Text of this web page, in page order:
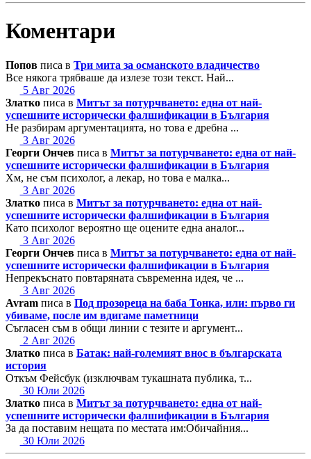
Коментари
Попов писа в Три мита за османското владичество
Все някога трябваше да излезе този текст. Най...
5 Авг 2026
Златко писа в Митът за потурчването: една от най-
успешните исторически фалшификации в България
Не разбирам аргументацията, но това е дребна ...
3 Авг 2026
Георги Ончев писа в Митът за потурчването: една от най-
успешните исторически фалшификации в България
Хм, не съм психолог, а лекар, но това е малка...
3 Авг 2026
Златко писа в Митът за потурчването: една от най-
успешните исторически фалшификации в България
Като психолог вероятно ще оцените една аналог...
3 Авг 2026
Георги Ончев писа в Митът за потурчването: една от най-
успешните исторически фалшификации в България
Непрекъснато повтаряната съвременна идея, че ...
3 Авг 2026
Avram писа в Под прозореца на баба Тонка, или: първо ги
убиваме, после им вдигаме паметници
Съгласен съм в общи линии с тезите и аргумент...
2 Авг 2026
Златко писа в Батак: най-големият внос в българската
история
Откъм Фейсбук (изключвам тукашната публика, т...
30 Юли 2026
Златко писа в Митът за потурчването: една от най-
успешните исторически фалшификации в България
За да поставим нещата по местата им:Обичайния...
30 Юли 2026